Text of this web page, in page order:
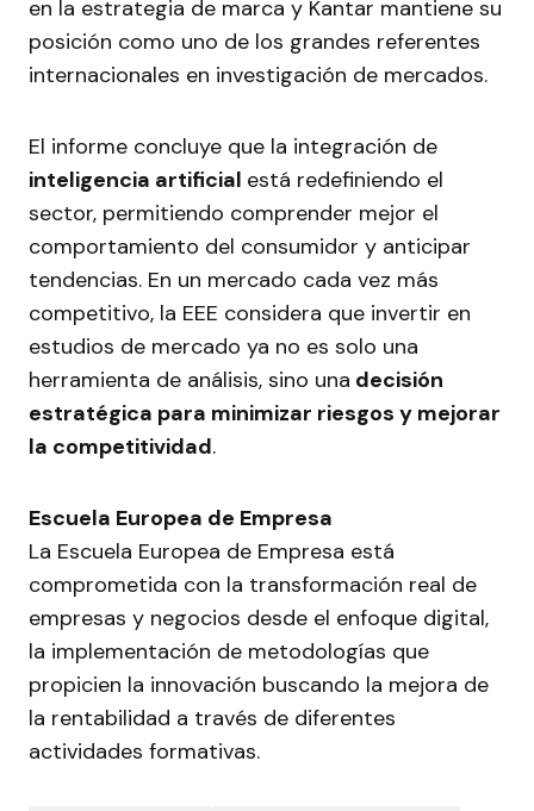
en la estrategia de marca y Kantar mantiene su
posición como uno de los grandes referentes
internacionales en investigación de mercados.
El informe concluye que la integración de
inteligencia artificial está redefiniendo el
sector, permitiendo comprender mejor el
comportamiento del consumidor y anticipar
tendencias. En un mercado cada vez más
competitivo, la EEE considera que invertir en
estudios de mercado ya no es solo una
herramienta de análisis, sino una decisión
estratégica para minimizar riesgos y mejorar
la competitividad.
Escuela Europea de Empresa
La Escuela Europea de Empresa está
comprometida con la transformación real de
empresas y negocios desde el enfoque digital,
la implementación de metodologías que
propicien la innovación buscando la mejora de
la rentabilidad a través de diferentes
actividades formativas.